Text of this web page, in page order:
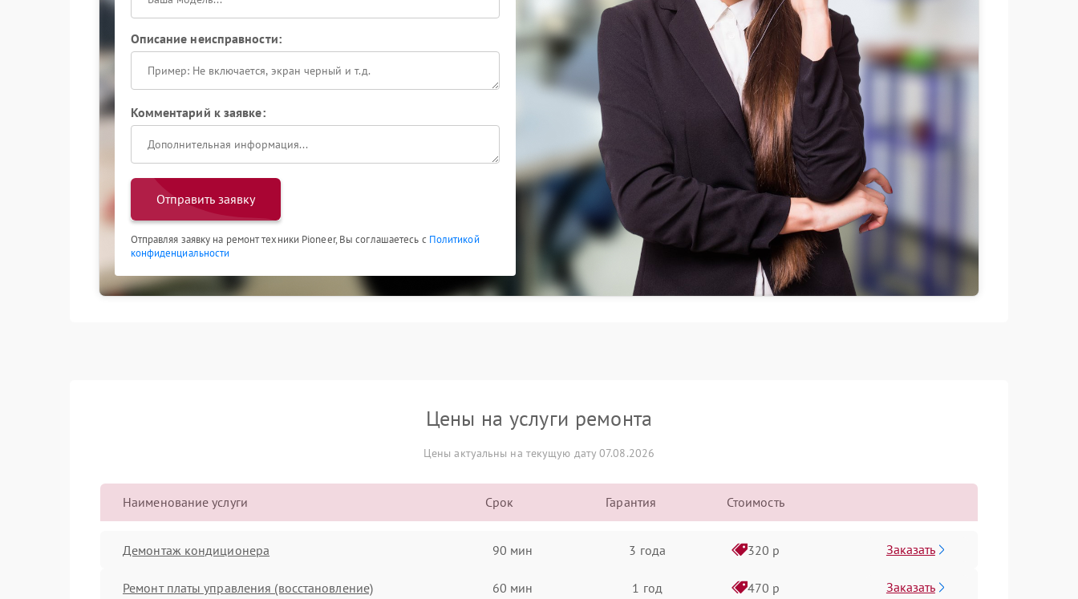
Описание неисправности:
Комментарий к заявке:
Отправить заявку
Отправляя заявку на ремонт техники Pioneer, Вы соглашаетесь с Политикой
конфиденциальности
Цены на услуги ремонта
Цены актуальны на текущую дату 07.08.2026
Наименование услуги Срок Гарантия Стоимость
Демонтаж кондиционера 90 мин 3 года 320 р Заказать
Ремонт платы управления (восстановление) 60 мин 1 год 470 р Заказать